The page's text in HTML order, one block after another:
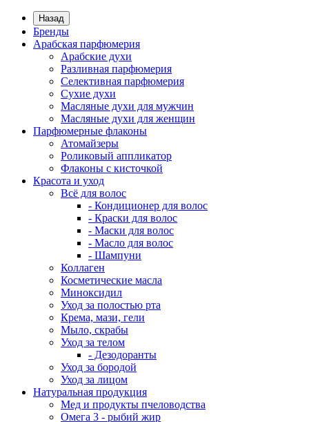
Назад
Бренды
Арабская парфюмерия
Арабские духи
Разливная парфюмерия
Селективная парфюмерия
Сухие духи
Масляные духи для мужчин
Масляные духи для женщин
Парфюмерные флаконы
Атомайзеры
Роликовый аппликатор
Флаконы с кисточкой
Красота и уход
Всё для волос
- Кондиционер для волос
- Краски для волос
- Маски для волос
- Масло для волос
- Шампуни
Коллаген
Косметические масла
Миноксидил
Уход за полостью рта
Крема, мази, гели
Мыло, скрабы
Уход за телом
- Дезодоранты
Уход за бородой
Уход за лицом
Натуральная продукция
Мед и продукты пчеловодства
Омега 3 - рыбий жир